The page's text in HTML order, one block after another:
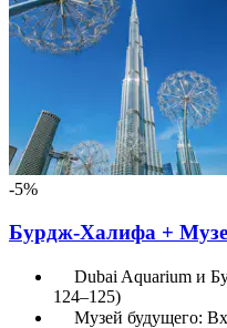
-5%
Бурдж-Халифа +
Dubai Aquarium и
124–125)
Музей будущего: